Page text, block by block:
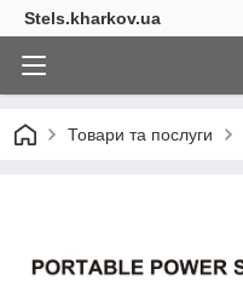
Stels.kharkov.ua
Товари та послуги